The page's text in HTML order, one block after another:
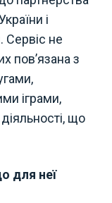
і
Сервіс не
пов’язана з
іграми,
що
для неї